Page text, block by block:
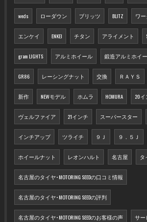
weds ローダウン ブリッツ BLITZ ワー
エンケイ ENKEI チタン アライメント
gram LIGHTS アルミホイール 鍛造アルミホイ
GR86 レーシングナット 交換 ＲＡＹＳ
新作 NEWモデル ホムラ HOMURA 20イ
ヴェルファイア 21インチ スーパースター
インチアップ ツライチ ９Ｊ ９．５Ｊ
ホイールナット レオンハルト 名古屋 タ
名古屋のタイヤ･MOTORING SEEDの口コミ情報
名古屋のタイヤ･MOTORING SEEDの評判
名古屋のタイヤ･MOTORING SEEDのお客様の声 サー